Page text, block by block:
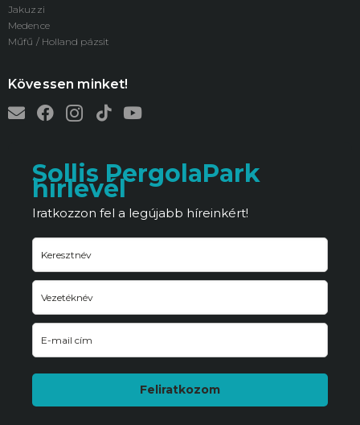
Jakuzzi
Medence
Műfű / Holland pázsit
Kövessen minket!
Sollis PergolaPark
hírlevél
Iratkozzon fel a legújabb híreinkért!
Feliratkozom